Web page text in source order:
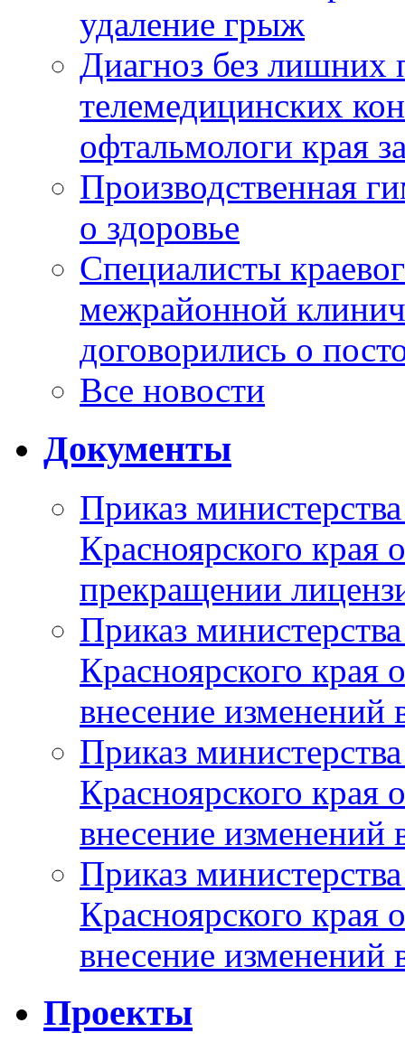
удаление грыж
Диагноз без лишних
телемедицинских
офтальмологи края
Производственная
о здоровье
Специалисты
межрайонной
договорились о
Все новости
Документы
Приказ
Красноярского
прекращении
Приказ
Красноярского
внесение изменений
Приказ
Красноярского
внесение изменений
Приказ
Красноярского
внесение изменений
Проекты